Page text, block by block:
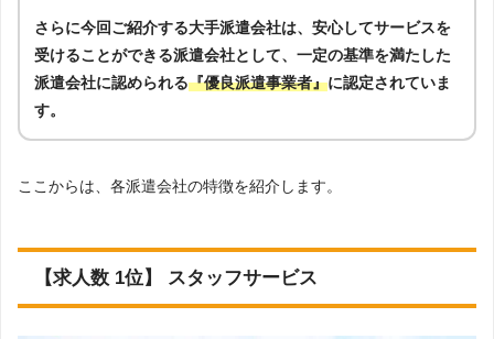
さらに今回ご紹介する大手派遣会社は、安心してサービスを
受けることができる派遣会社として、一定の基準を満たした
派遣会社に認められる『優良派遣事業者』に認定されていま
す。
ここからは、各派遣会社の特徴を紹介します。
【求人数 1位】 スタッフサービス